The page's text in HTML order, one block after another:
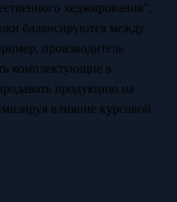
хеджирования",
балансируются между
производитель
комплектующие в
продукцию на
влияние курсовой